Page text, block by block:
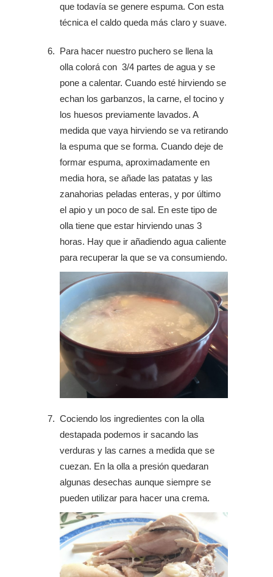
que todavía se genere espuma. Con esta
técnica el caldo queda más claro y suave.
Para hacer nuestro puchero se llena la
olla colorá con 3/4 partes de agua y se
pone a calentar. Cuando esté hirviendo se
echan los garbanzos, la carne, el tocino y
los huesos previamente lavados. A
medida que vaya hirviendo se va retirando
la espuma que se forma. Cuando deje de
formar espuma, aproximadamente en
media hora, se añade las patatas y las
zanahorias peladas enteras, y por último
el apio y un poco de sal. En este tipo de
olla tiene que estar hirviendo unas 3
horas. Hay que ir añadiendo agua caliente
para recuperar la que se va consumiendo.
Cociendo los ingredientes con la olla
destapada podemos ir sacando las
verduras y las carnes a medida que se
cuezan. En la olla a presión quedaran
algunas desechas aunque siempre se
pueden utilizar para hacer una crema.